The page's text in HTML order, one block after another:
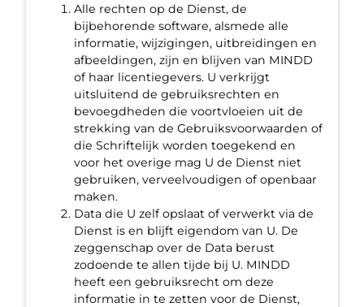
Alle rechten op de Dienst, de
bijbehorende software, alsmede alle
informatie, wijzigingen, uitbreidingen en
afbeeldingen, zijn en blijven van MINDD
of haar licentiegevers. U verkrijgt
uitsluitend de gebruiksrechten en
bevoegdheden die voortvloeien uit de
strekking van de Gebruiksvoorwaarden of
die Schriftelijk worden toegekend en
voor het overige mag U de Dienst niet
gebruiken, verveelvoudigen of openbaar
maken.
Data die U zelf opslaat of verwerkt via de
Dienst is en blijft eigendom van U. De
zeggenschap over de Data berust
zodoende te allen tijde bij U. MINDD
heeft een gebruiksrecht om deze
informatie in te zetten voor de Dienst,